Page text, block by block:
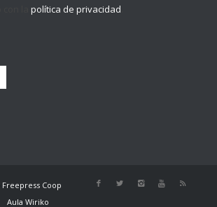
política de privacidad
Freepress Coop
Aula Wiriko